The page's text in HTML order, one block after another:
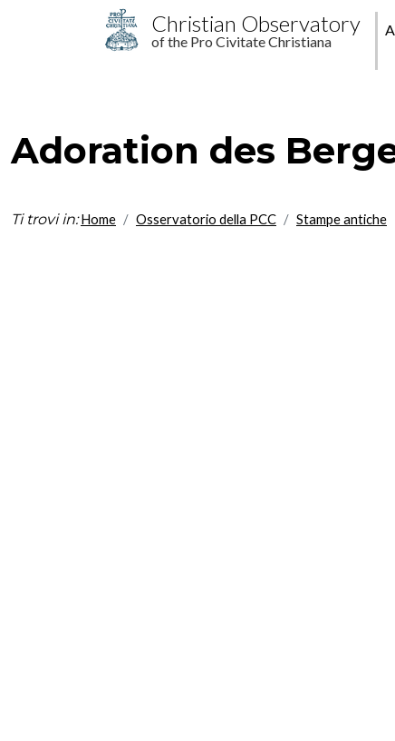
Skip to main content
Christian Observatory
of the Pro Civitate Christiana
Adoration des
Ti trovi in: Home Osservatorio della PCC Stampe antiche